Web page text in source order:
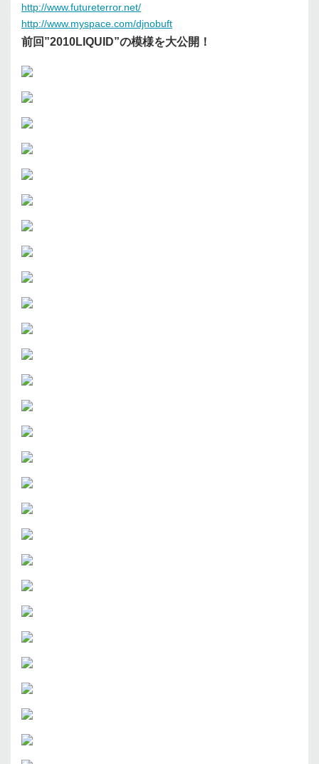
http://www.futureterror.net/
http://www.myspace.com/djnobuft
前回”2010LIQUID”の模様を大公開！